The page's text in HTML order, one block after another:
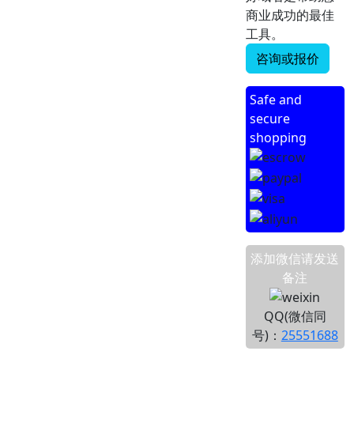
商业成功的最佳
工具。
咨询或报价
Safe and
secure
shopping
添加微信请发送
备注
QQ(微信同
号)： 25551688